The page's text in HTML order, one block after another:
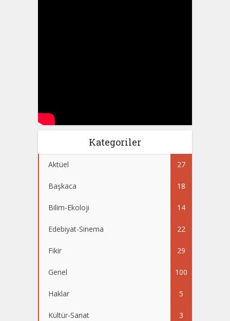
Kategoriler
Aktüel 27
Başkaca 18
Bilim-Ekoloji 14
Edebiyat-Sinema 22
Fikir 29
Genel 100
Haklar 5
Kültür-Sanat 3